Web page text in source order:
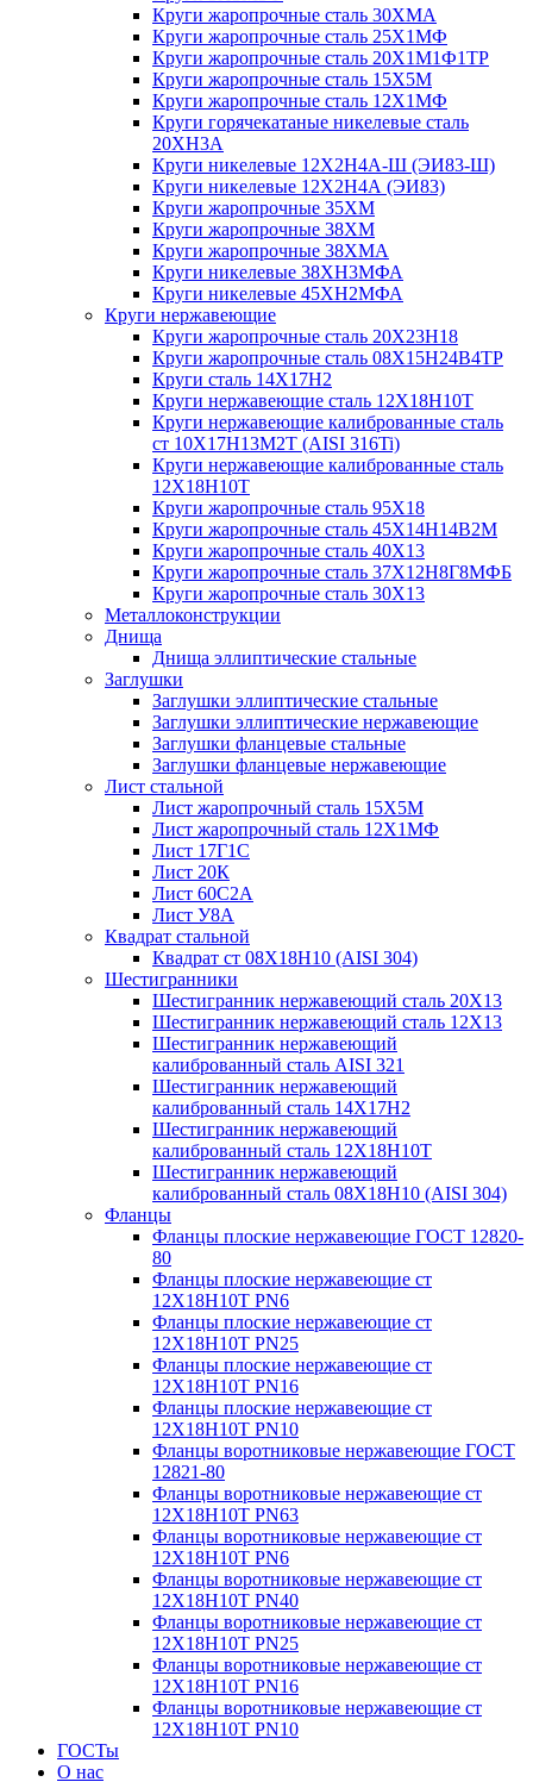
Круги жаропрочные сталь 30ХМА
Круги жаропрочные сталь 25Х1МФ
Круги жаропрочные сталь 20Х1М1Ф1ТР
Круги жаропрочные сталь 15Х5М
Круги жаропрочные сталь 12Х1МФ
Круги горячекатаные никелевые сталь
20ХН3А
Круги никелевые 12Х2Н4А-Ш (ЭИ83-Ш)
Круги никелевые 12Х2Н4А (ЭИ83)
Круги жаропрочные 35ХМ
Круги жаропрочные 38ХМ
Круги жаропрочные 38ХМА
Круги никелевые 38XH3MФА
Круги никелевые 45ХН2МФА
Круги нержавеющие
Круги жаропрочные сталь 20Х23Н18
Круги жаропрочные сталь 08Х15Н24В4ТР
Круги сталь 14Х17Н2
Круги нержавеющие сталь 12Х18Н10Т
Круги нержавеющие калиброванные сталь
ст 10Х17Н13М2Т (AISI 316Ti)
Круги нержавеющие калиброванные сталь
12Х18Н10Т
Круги жаропрочные сталь 95Х18
Круги жаропрочные сталь 45Х14Н14В2М
Круги жаропрочные сталь 40Х13
Круги жаропрочные сталь 37Х12Н8Г8МФБ
Круги жаропрочные сталь 30Х13
Металлоконструкции
Днища
Днища эллиптические стальные
Заглушки
Заглушки эллиптические стальные
Заглушки эллиптические нержавеющие
Заглушки фланцевые стальные
Заглушки фланцевые нержавеющие
Лист стальной
Лист жаропрочный сталь 15Х5М
Лист жаропрочный сталь 12Х1МФ
Лист 17Г1С
Лист 20К
Лист 60С2А
Лист У8А
Квадрат стальной
Квадрат ст 08Х18Н10 (AISI 304)
Шестигранники
Шестигранник нержавеющий сталь 20Х13
Шестигранник нержавеющий сталь 12Х13
Шестигранник нержавеющий
калиброванный сталь AISI 321
Шестигранник нержавеющий
калиброванный сталь 14Х17Н2
Шестигранник нержавеющий
калиброванный сталь 12Х18Н10Т
Шестигранник нержавеющий
калиброванный сталь 08Х18Н10 (AISI 304)
Фланцы
Фланцы плоские нержавеющие ГОСТ 12820-
80
Фланцы плоские нержавеющие ст
12Х18Н10Т PN6
Фланцы плоские нержавеющие ст
12Х18Н10Т PN25
Фланцы плоские нержавеющие ст
12Х18Н10Т PN16
Фланцы плоские нержавеющие ст
12Х18Н10Т PN10
Фланцы воротниковые нержавеющие ГОСТ
12821-80
Фланцы воротниковые нержавеющие ст
12Х18Н10Т PN63
Фланцы воротниковые нержавеющие ст
12Х18Н10Т PN6
Фланцы воротниковые нержавеющие ст
12Х18Н10Т PN40
Фланцы воротниковые нержавеющие ст
12Х18Н10Т PN25
Фланцы воротниковые нержавеющие ст
12Х18Н10Т PN16
Фланцы воротниковые нержавеющие ст
12Х18Н10Т PN10
ГОСТы
О нас